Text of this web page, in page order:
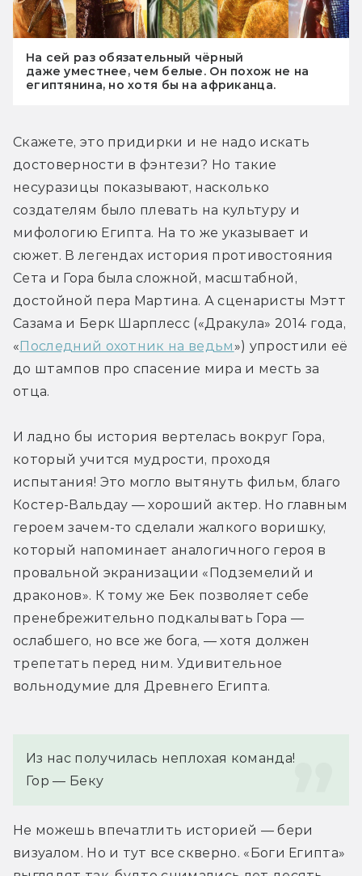
На сей раз обязательный чёрный
даже уместнее, чем белые. Он похож не на
египтянина, но хотя бы на африканца.
Скажете, это придирки и не надо искать
достоверности в фэнтези? Но такие
несуразицы показывают, насколько
создателям было плевать на культуру и
мифологию Египта. На то же указывает и
сюжет. В легендах история противостояния
Сета и Гора была сложной, масштабной,
достойной пера Мартина. А сценаристы Мэтт
Сазама и Берк Шарплесс («Дракула» 2014 года,
« Последний охотник на ведьм ») упростили её
до штампов про спасение мира и месть за
отца.
И ладно бы история вертелась вокруг Гора,
который учится мудрости, проходя
испытания! Это могло вытянуть фильм, благо
Костер-Вальдау — хороший актер. Но главным
героем зачем-то сделали жалкого воришку,
который напоминает аналогичного героя в
провальной экранизации «Подземелий и
драконов». К тому же Бек позволяет себе
пренебрежительно подкалывать Гора —
ослабшего, но все же бога, — хотя должен
трепетать перед ним. Удивительное
вольнодумие для Древнего Египта.
Из нас получилась неплохая команда!
Гор — Беку
Не можешь впечатлить историей — бери
визуалом. Но и тут все скверно. «Боги Египта»